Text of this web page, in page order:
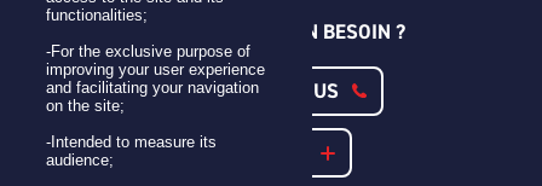
UNE QUESTION ? UN BESOIN ?
CONTACTEZ-NOUS
NOTRE FAQ
functionalities;
-For the exclusive purpose of
improving your user experience
and facilitating your navigation
on the site;
-Intended to measure its
audience;